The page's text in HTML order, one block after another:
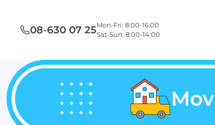
08-630 07 25Mon-Fri: 8:00-16:00
Sat-Sun: 8:00-14:00